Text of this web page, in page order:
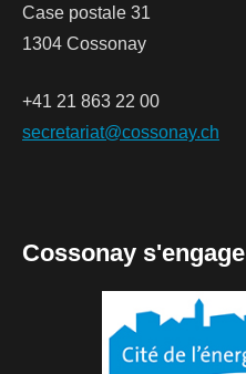
Case postale 31
1304 Cossonay
+41 21 863 22 00
secretariat@cossonay.ch
Cossonay s'engage